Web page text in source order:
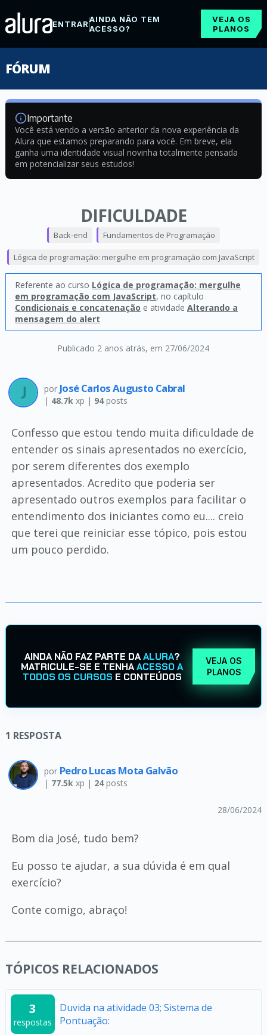
ENTRARAINDA NÃO TEM
ACESSO?
VEJA OS
PLANOS
FÓRUM
Importante
Você está vendo a versão anterior da nova experiência da
Alura que estamos preparando para você. Em breve, ela
ganha uma identidade visual novinha totalmente pensada
em potencializar seus estudos!
DIFICULDADE
Publicado 2 anos atrás, em 27/06/2024
Back-end Fundamentos de Programação
Lógica de programação: mergulhe em programação com JavaScript
Referente ao curso Lógica de programação: mergulhe
em programação com JavaScript, no capítulo
Condicionais e concatenação e atividade Alterando a
mensagem do alert
por José Carlos Augusto Cabral
| 48.7kxp | 94posts
Confesso que estou tendo muita dificuldade de
entender os sinais apresentados no exercício,
por serem diferentes dos exemplo
apresentados. Acredito que poderia ser
apresentado outros exemplos para facilitar o
entendimento dos iniciantes como eu.... creio
que terei que reiniciar esse tópico, pois estou
um pouco perdido.
AINDA NÃO FAZ PARTE DAALURA?
MATRICULE-SE E TENHAACESSO A
TODOS OS CURSOS E CONTEÚDOS
VEJA OS
PLANOS
1 RESPOSTA
por Pedro Lucas Mota Galvão
| 77.5kxp | 24posts
28/06/2024
Bom dia José, tudo bem?
Eu posso te ajudar, a sua dúvida é em qual
exercício?
Conte comigo, abraço!
TÓPICOS RELACIONADOS
3
respostas
Duvida na atividade 03; Sistema de
Pontuação: